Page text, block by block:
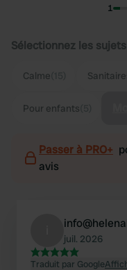
1
Sélectionnez les
Calme
Pour enfants
Passer à PRO+
avis
juil. 2026
Traduit par Google